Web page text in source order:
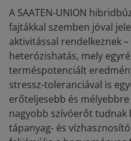
A SAATEN-UNION
fajtákkal szemben jóval
aktivitással rendelkeznek
heterózishatás, mely
terméspotenciált
stressz-toleranciával is
erőteljesebb és
nagyobb szívóerőt tudnak
tápanyag- és